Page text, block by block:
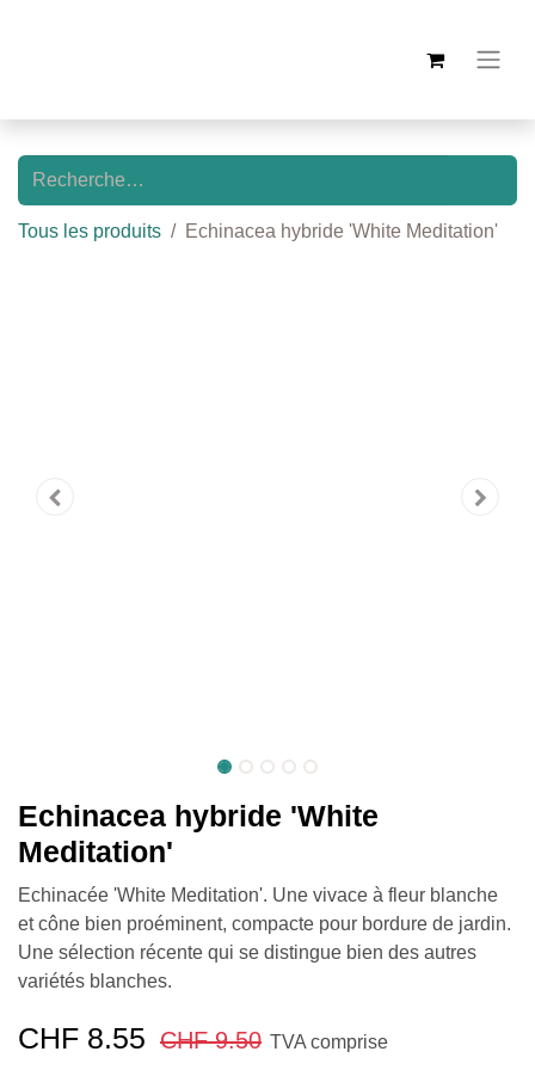
Tous les produits Echinacea hybride 'White Meditation'
Echinacea hybride 'White
Meditation'
Echinacée 'White Meditation'. Une vivace à fleur blanche
et cône bien proéminent, compacte pour bordure de jardin.
Une sélection récente qui se distingue bien des autres
variétés blanches.
CHF 8.55 CHF9.50 TVA comprise